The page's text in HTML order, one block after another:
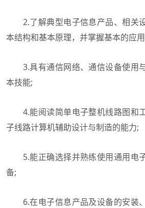
2.了解典型电子信息产品、相关
本结构和基本原理，并掌握基本的应
3.具有通信网络、通信设备使用
本技能;
4.能阅读简单电子整机线路图和
子线路计算机辅助设计与制造的能力;
5.能正确选择并熟练使用通用电
备;
6.在电子信息产品及设备的安装